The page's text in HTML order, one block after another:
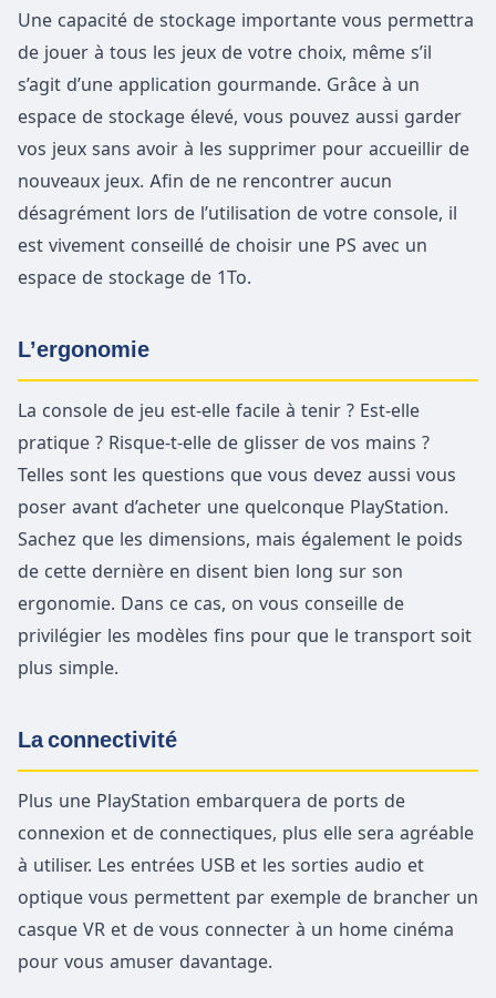
Une capacité de stockage importante vous permettra
de jouer à tous les jeux de votre choix, même s’il
s’agit d’une application gourmande. Grâce à un
espace de stockage élevé, vous pouvez aussi garder
vos jeux sans avoir à les supprimer pour accueillir de
nouveaux jeux. Afin de ne rencontrer aucun
désagrément lors de l’utilisation de votre console, il
est vivement conseillé de choisir une PS avec un
espace de stockage de 1To.
L’ergonomie
La console de jeu est-elle facile à tenir ? Est-elle
pratique ? Risque-t-elle de glisser de vos mains ?
Telles sont les questions que vous devez aussi vous
poser avant d’acheter une quelconque PlayStation.
Sachez que les dimensions, mais également le poids
de cette dernière en disent bien long sur son
ergonomie. Dans ce cas, on vous conseille de
privilégier les modèles fins pour que le transport soit
plus simple.
La connectivité
Plus une PlayStation embarquera de ports de
connexion et de connectiques, plus elle sera agréable
à utiliser. Les entrées USB et les sorties audio et
optique vous permettent par exemple de brancher un
casque VR et de vous connecter à un home cinéma
pour vous amuser davantage.